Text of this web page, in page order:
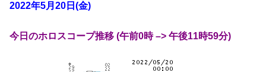
2022年5月20日(金)
今日のホロスコープ推移 (午前0時 –> 午後11時59分)